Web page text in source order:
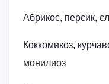
Абрикос, персик,
Коккомикоз,
монилиоз